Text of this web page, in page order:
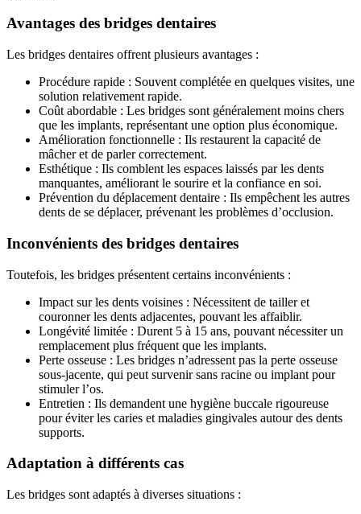
Avantages des bridges dentaires
Les bridges dentaires offrent plusieurs avantages :
Procédure rapide : Souvent complétée en quelques visites, une
solution relativement rapide.
Coût abordable : Les bridges sont généralement moins chers
que les implants, représentant une option plus économique.
Amélioration fonctionnelle : Ils restaurent la capacité de
mâcher et de parler correctement.
Esthétique : Ils comblent les espaces laissés par les dents
manquantes, améliorant le sourire et la confiance en soi.
Prévention du déplacement dentaire : Ils empêchent les autres
dents de se déplacer, prévenant les problèmes d’occlusion.
Inconvénients des bridges dentaires
Toutefois, les bridges présentent certains inconvénients :
Impact sur les dents voisines : Nécessitent de tailler et
couronner les dents adjacentes, pouvant les affaiblir.
Longévité limitée : Durent 5 à 15 ans, pouvant nécessiter un
remplacement plus fréquent que les implants.
Perte osseuse : Les bridges n’adressent pas la perte osseuse
sous-jacente, qui peut survenir sans racine ou implant pour
stimuler l’os.
Entretien : Ils demandent une hygiène buccale rigoureuse
pour éviter les caries et maladies gingivales autour des dents
supports.
Adaptation à différents cas
Les bridges sont adaptés à diverses situations :